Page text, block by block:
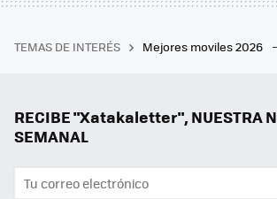
TEMAS DE INTERÉS Mejores moviles 2026
RECIBE "Xatakaletter", NUESTRA
SEMANAL